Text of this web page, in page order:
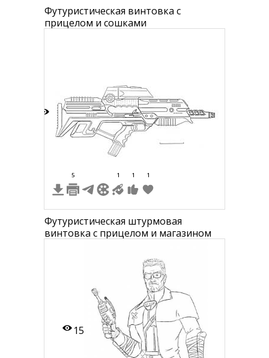
Футуристическая винтовка с
прицелом и сошками
5 1 1 1
Футуристическая штурмовая
винтовка с прицелом и магазином
15